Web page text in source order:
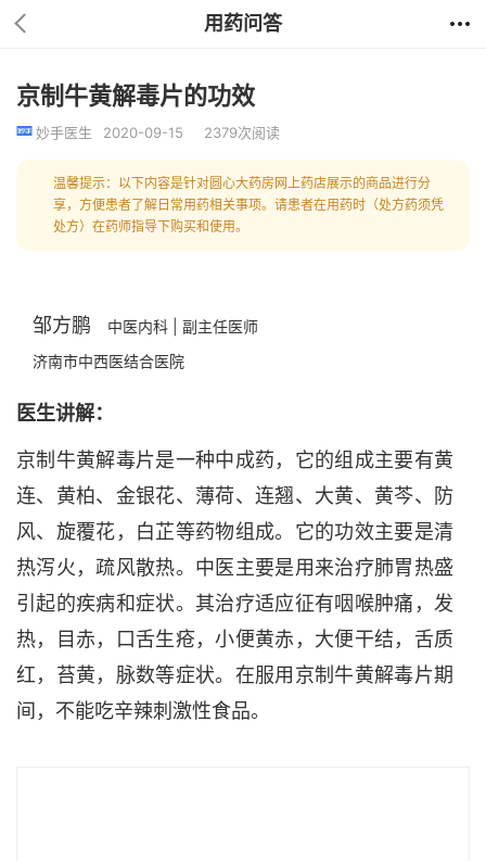
用药问答
京制牛黄解毒片的功效
妙手医生 2020-09-15 2379次阅读
温馨提示：以下内容是针对圆心大药房网上药店展示的商品进行分
享，方便患者了解日常用药相关事项。请患者在用药时（处方药须凭
处方）在药师指导下购买和使用。
邹方鹏
中医内科 | 副主任医师
济南市中西医结合医院
医生讲解：
京制牛黄解毒片是一种中成药，它的组成主要有黄
连、黄柏、金银花、薄荷、连翘、大黄、黄芩、防
风、旋覆花，白芷等药物组成。它的功效主要是清
热泻火，疏风散热。中医主要是用来治疗肺胃热盛
引起的疾病和症状。其治疗适应征有咽喉肿痛，发
热，目赤，口舌生疮，小便黄赤，大便干结，舌质
红，苔黄，脉数等症状。在服用京制牛黄解毒片期
间，不能吃辛辣刺激性食品。